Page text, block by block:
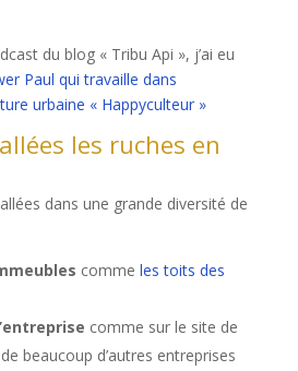
du blog « Tribu Api », j’ai eu
Paul qui travaille dans
urbaine « Happyculteur »
les ruches en
dans une grande diversité de
comme les toits des
comme sur le site de
beaucoup d’autres entreprises